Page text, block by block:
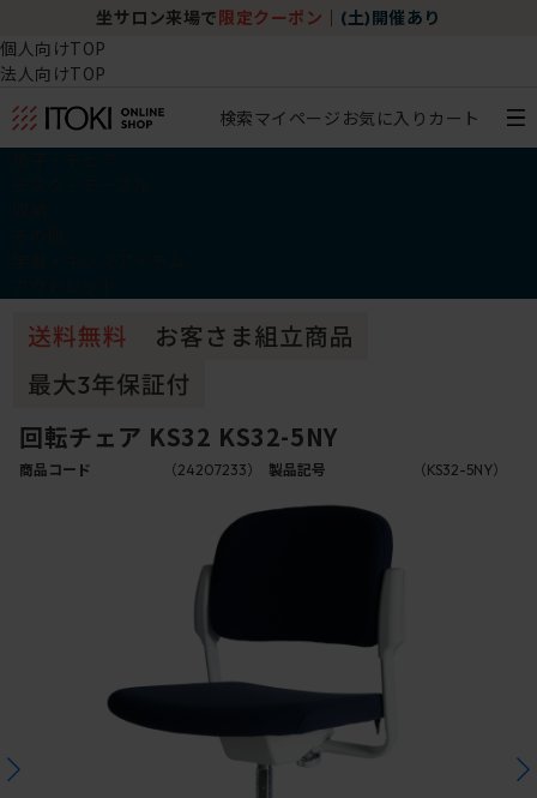
坐サロン来場で 限定クーポン (土)開催あり
個人向けTOP
法人向けTOP
検索マイページ お気に入り カート
回転チェア KS32 KS32-5NY
商品コード （24207233） 製品記号 （KS32-5NY）